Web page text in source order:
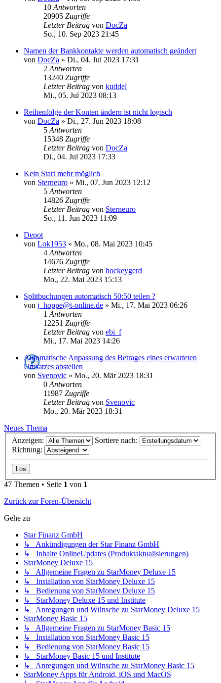
10 Antworten
20905 Zugriffe
Letzter Beitrag von DocZa
So., 10. Sep 2023 21:45
Namen der Bankkontakte werden automatisch geändert
von DocZa » Di., 04. Jul 2023 17:31
2 Antworten
13240 Zugriffe
Letzter Beitrag von kuddel
Mi., 05. Jul 2023 08:13
Reihenfolge der Konten ändern ist nicht logisch
von DocZa » Di., 27. Jun 2023 18:08
5 Antworten
15348 Zugriffe
Letzter Beitrag von DocZa
Di., 04. Jul 2023 17:33
Kein Start mehr möglich
von Sterneuro » Mi., 07. Jun 2023 12:12
5 Antworten
14826 Zugriffe
Letzter Beitrag von Sterneuro
So., 11. Jun 2023 11:09
Depot
von Lok1953 » Mo., 08. Mai 2023 10:45
4 Antworten
14676 Zugriffe
Letzter Beitrag von hockeygerd
Mo., 22. Mai 2023 15:13
Splitbuchungen automatisch 50:50 teilen ?
von j_hoppe@t-online.de » Mi., 17. Mai 2023 06:26
1 Antworten
12251 Zugriffe
Letzter Beitrag von ebi_f
Mi., 17. Mai 2023 14:26
Automatische Anpassung des Betrages eines erwarteten
Umsatzes abstellen
von Svenovic » Mo., 20. Mär 2023 18:31
0 Antworten
11987 Zugriffe
Letzter Beitrag von Svenovic
Mo., 20. Mär 2023 18:31
Neues Thema
Anzeigen:
Sortiere nach:
Richtung:
47 Themen • Seite 1 von 1
Zurück zur Foren-Übersicht
Gehe zu
Star Finanz GmbH
↳ Ankündigungen der Star Finanz GmbH
↳ Inhalte OnlineUpdates (Produktaktualisierungen)
StarMoney Deluxe 15
↳ Allgemeine Fragen zu StarMoney Deluxe 15
↳ Installation von StarMoney Deluxe 15
↳ Bedienung von StarMoney Deluxe 15
↳ StarMoney Deluxe 15 und Institute
↳ Anregungen und Wünsche zu StarMoney Deluxe 15
StarMoney Basic 15
↳ Allgemeine Fragen zu StarMoney Basic 15
↳ Installation von StarMoney Basic 15
↳ Bedienung von StarMoney Basic 15
↳ StarMoney Basic 15 und Institute
↳ Anregungen und Wünsche zu StarMoney Basic 15
StarMoney Apps für Android, iOS und MacOS